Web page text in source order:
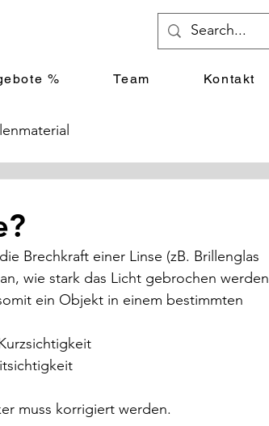
% Team Kontakt
Brechkraft einer Linse (zB. Brillenglas
wie stark das Licht gebrochen werden
ein Objekt in einem bestimmten
muss korrigiert werden.